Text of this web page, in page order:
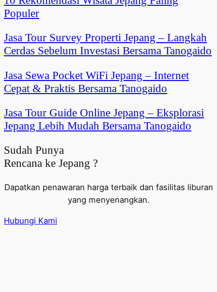
Populer
Jasa Tour Survey Properti Jepang – Langkah
Cerdas Sebelum Investasi Bersama Tanogaido
Jasa Sewa Pocket WiFi Jepang – Internet
Cepat & Praktis Bersama Tanogaido
Jasa Tour Guide Online Jepang – Eksplorasi
Jepang Lebih Mudah Bersama Tanogaido
Sudah Punya
Rencana ke Jepang ?
Dapatkan penawaran harga terbaik dan fasilitas liburan
yang menyenangkan.
Hubungi Kami